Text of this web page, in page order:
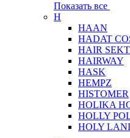
Показать все
H
HAAN
HADAT
HAIR
HAIRWAY
HASK
HEMPZ
HISTOMER
HOLIKA
HOLLY
HOLY